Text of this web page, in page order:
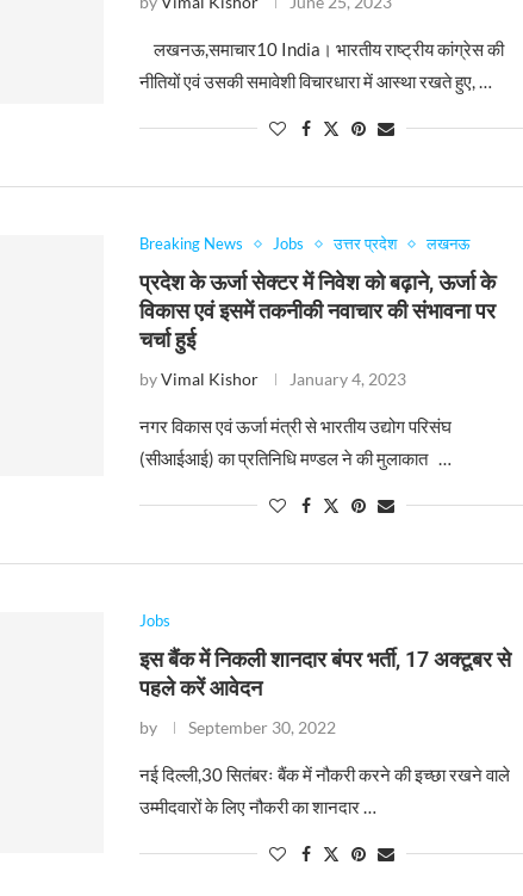
लखनऊ,समाचार10 India। भारतीय राष्ट्रीय कांग्रेस की
नीतियों एवं उसकी समावेशी विचारधारा में आस्था रखते हुए, …
Breaking News Jobs उत्तर प्रदेश लखनऊ
प्रदेश के ऊर्जा सेक्टर में निवेश को बढ़ाने, ऊर्जा के
विकास एवं इसमें तकनीकी नवाचार की संभावना पर
चर्चा हुई
byVimal Kishor January 4, 2023
नगर विकास एवं ऊर्जा मंत्री से भारतीय उद्योग परिसंघ
(सीआईआई) का प्रतिनिधि मण्डल ने की मुलाकात …
Jobs
इस बैंक में निकली शानदार बंपर भर्ती, 17 अक्टूबर से
पहले करें आवेदन
by September 30, 2022
नई दिल्ली,30 सितंबरः बैंक में नौकरी करने की इच्छा रखने वाले
उम्मीदवारों के लिए नौकरी का शानदार …